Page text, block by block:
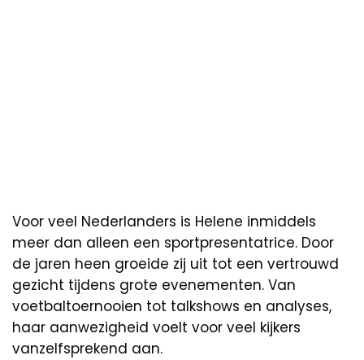
Voor veel Nederlanders is Helene inmiddels
meer dan alleen een sportpresentatrice. Door
de jaren heen groeide zij uit tot een vertrouwd
gezicht tijdens grote evenementen. Van
voetbaltoernooien tot talkshows en analyses,
haar aanwezigheid voelt voor veel kijkers
vanzelfsprekend aan.